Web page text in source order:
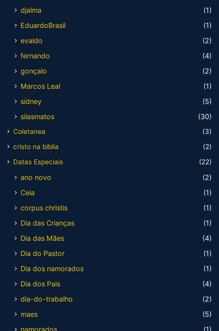
djalma
(1)
EduardoBrasil
(1)
evaldo
(2)
fernando
(4)
gonçalo
(2)
Marcos Leal
(1)
sidney
(5)
silasmatos
(30)
Coletanea
(3)
cristo na bíblia
(2)
Datas Especiais
(22)
ano novo
(2)
Ceia
(1)
corpus christis
(1)
Dia das Crianças
(1)
Dia das Mães
(4)
Dia do Pastor
(1)
Dia dos namorados
(1)
Dia dos Pais
(4)
dia-do-trabalho
(2)
maes
(5)
namorados
(1)